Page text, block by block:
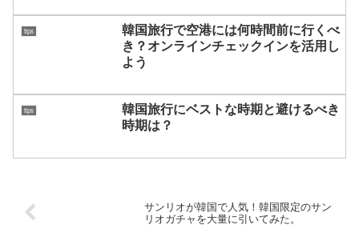
tips
韓国旅行で空港には何時間前に行くべ
き？オンラインチェックインを活用し
よう
tips
韓国旅行にベストな時期と避けるべき
時期は？
サンリオが韓国で人気！韓国限定のサン
リオガチャを大量に引いてみた。